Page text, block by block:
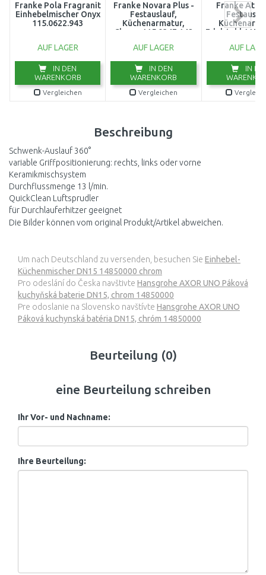
Franke Pola Fragranit
Einhebelmischer Onyx
115.0622.943
AUF LAGER
IN DEN
WARENKORB
Vergleichen
Franke Novara Plus -
Festauslauf,
Küchenarmatur,
Chrom 115.0347.142
AUF LAGER
IN DEN
WARENKORB
Vergleichen
Franke
Edelstahl
AUF
IN
Beschreibung
Schwenk-Auslauf 360°
variable Griffpositionierung: rechts, links oder vorne
Keramikmischsystem
Durchflussmenge 13 l/min.
QuickClean Luftsprudler
für Durchlauferhitzer geeignet
Die Bilder können vom original Produkt/Artikel abweichen.
Um nach Deutschland zu versenden, besuchen Sie Einhebel-
Küchenmischer DN15 14850000 chrom
Pro odeslání do Česka navštivte Hansgrohe AXOR UNO Páková
kuchyňská baterie DN15, chrom 14850000
Pre odoslanie na Slovensko navštívte Hansgrohe AXOR UNO
Páková kuchynská batéria DN15, chróm 14850000
Beurteilung (0)
eine Beurteilung schreiben
Ihr Vor- und Nachname:
Ihre Beurteilung: